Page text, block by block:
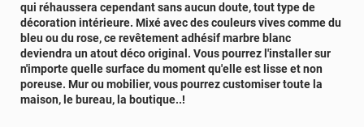
qui réhaussera cependant sans aucun doute, tout type de
décoration intérieure. Mixé avec des couleurs vives comme du
bleu ou du rose, cerevêtement adhésif marbre blanc
deviendra un atout déco original. Vous pourrez l'installer sur
n'importe quelle surface du moment qu'elle est lisse et non
poreuse. Mur ou mobilier, vous pourrez customiser toute la
maison, le bureau, la boutique..!